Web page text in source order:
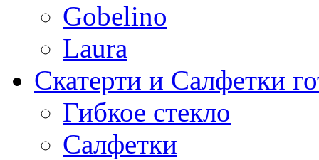
Gobelino
Laura
Скатерти и Салфетки
Гибкое стекло
Салфетки